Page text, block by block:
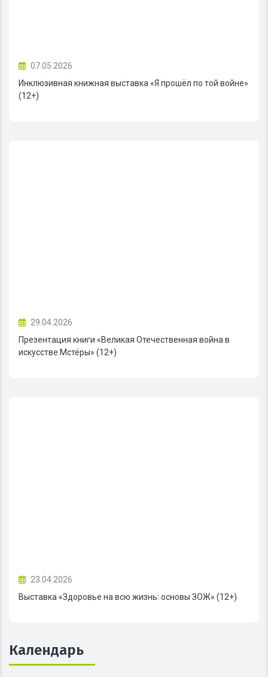
07.05.2026
Инклюзивная книжная выставка «Я прошёл по той войне»
(12+)
29.04.2026
Презентация книги «Великая Отечественная война в
искусстве Мстёры» (12+)
23.04.2026
Выставка «Здоровье на всю жизнь: основы ЗОЖ» (12+)
Календарь